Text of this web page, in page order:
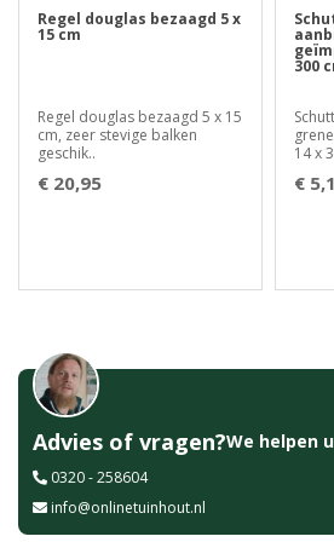
Regel douglas bezaagd 5 x
15 cm
Regel douglas bezaagd 5 x 15
cm, zeer stevige balken
geschik..
€ 20,95
300
14 x
€
Advies of vragen?We helpen
0320 - 258604
info@onlinetuinhout.nl